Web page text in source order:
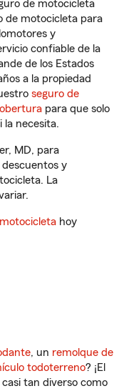
de motocicleta
de motocicleta para
y
confiable de la
de los Estados
a la propiedad
seguro de
para que solo
la necesita.
MD, para
y
La
hoy
, un remolque de
todoterreno? ¡El
tan diverso como